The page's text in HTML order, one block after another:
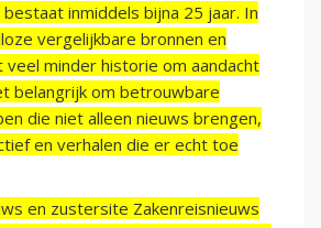
inmiddels bijna 25 jaar. In
vergelijkbare bronnen en
minder historie om aandacht
belangrijk om betrouwbare
die niet alleen nieuws brengen,
en verhalen die er echt toe
en zustersite Zakenreisnieuws